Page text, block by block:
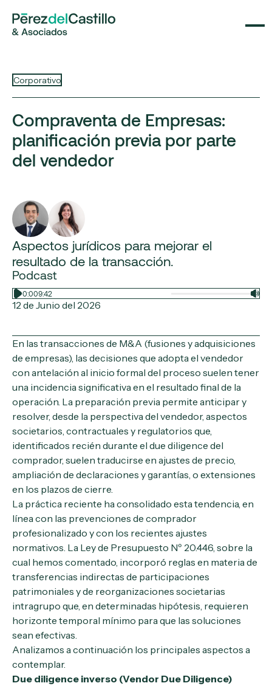
Corporativo
Compraventa de Empresas:
planificación previa por parte
del vendedor
Aspectos jurídicos para mejorar el
resultado de la transacción.
Podcast
0:009:42
12 de Junio del 2026
En las transacciones de M&A (fusiones y adquisiciones
de empresas), las decisiones que adopta el vendedor
con antelación al inicio formal del proceso suelen tener
una incidencia significativa en el resultado final de la
operación. La preparación previa permite anticipar y
resolver, desde la perspectiva del vendedor, aspectos
societarios, contractuales y regulatorios que,
identificados recién durante el due diligence del
comprador, suelen traducirse en ajustes de precio,
ampliación de declaraciones y garantías, o extensiones
en los plazos de cierre.
La práctica reciente ha consolidado esta tendencia, en
línea con las prevenciones de comprador
profesionalizado y con los recientes ajustes
normativos. La Ley de Presupuesto Nº 20.446, sobre la
cual hemos comentado, incorporó reglas en materia de
transferencias indirectas de participaciones
patrimoniales y de reorganizaciones societarias
intragrupo que, en determinadas hipótesis, requieren
horizonte temporal mínimo para que las soluciones
sean efectivas.
Analizamos a continuación los principales aspectos a
contemplar.
Due diligence inverso (Vendor Due Diligence)